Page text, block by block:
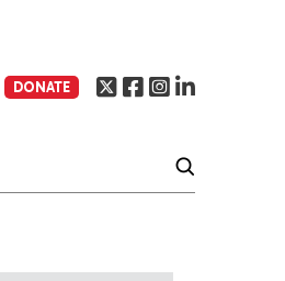
DONATE